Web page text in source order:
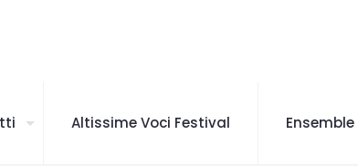
Altissime Voci Festival